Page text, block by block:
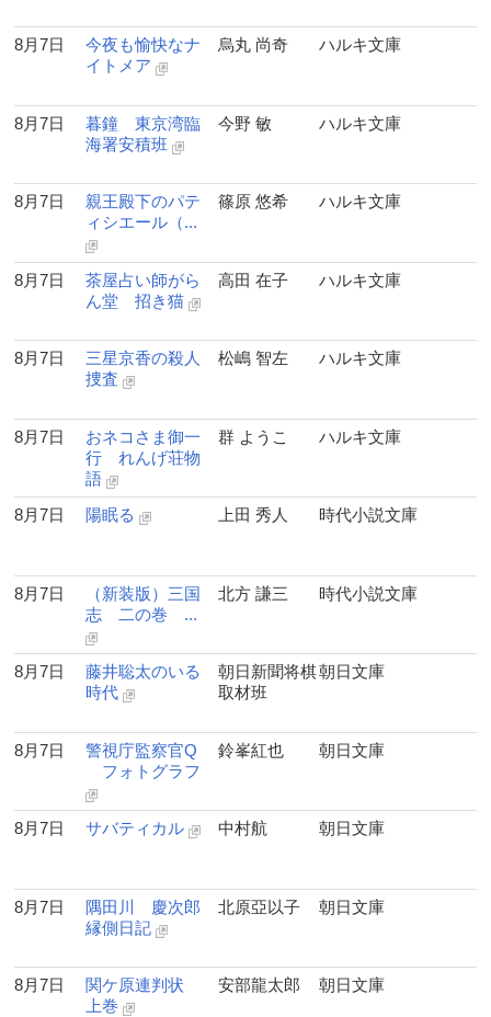
8月7日
今夜も愉快なナ
イトメア
烏丸 尚奇 ハルキ文庫
8月7日
暮鐘 東京湾臨
海署安積班
今野 敏 ハルキ文庫
8月7日
親王殿下のパテ
ィシエール（...
篠原 悠希 ハルキ文庫
8月7日
茶屋占い師がら
ん堂 招き猫
高田 在子 ハルキ文庫
8月7日
三星京香の殺人
捜査
松嶋 智左 ハルキ文庫
8月7日
おネコさま御一
行 れんげ荘物
語
群 ようこ ハルキ文庫
8月7日 陽眠る 上田 秀人 時代小説文庫
8月7日
（新装版）三国
志 二の巻 ...
北方 謙三 時代小説文庫
8月7日
藤井聡太のいる
時代
朝日新聞将棋
取材班
朝日文庫
8月7日
警視庁監察官Q
フォトグラフ
鈴峯紅也 朝日文庫
8月7日 サバティカル 中村航 朝日文庫
8月7日
隅田川 慶次郎
縁側日記
北原亞以子 朝日文庫
8月7日
関ケ原連判状
上巻
安部龍太郎 朝日文庫